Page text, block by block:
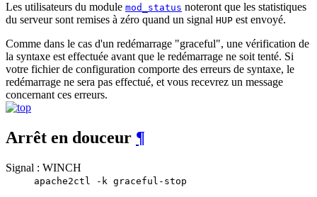
Les utilisateurs du module mod_status noteront que les statistiques
du serveur sont remises à zéro quand un signal HUP est envoyé.
Comme dans le cas d'un redémarrage "graceful", une vérification de
la syntaxe est effectuée avant que le redémarrage ne soit tenté. Si
votre fichier de configuration comporte des erreurs de syntaxe, le
redémarrage ne sera pas effectué, et vous recevrez un message
concernant ces erreurs.
Arrêt en douceur ¶
Signal : WINCH
apache2ctl -k graceful-stop